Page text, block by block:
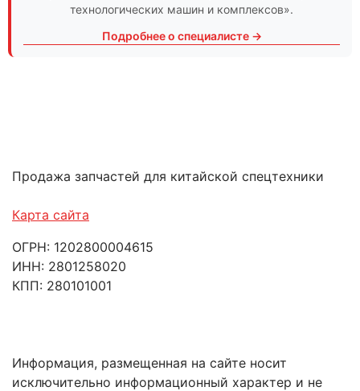
технологических машин и комплексов».
Подробнее о специалисте →
Продажа запчастей для китайской спецтехники
Карта сайта
ОГРН: 1202800004615
ИНН: 2801258020
КПП: 280101001
Информация, размещенная на сайте носит
исключительно информационный характер и не